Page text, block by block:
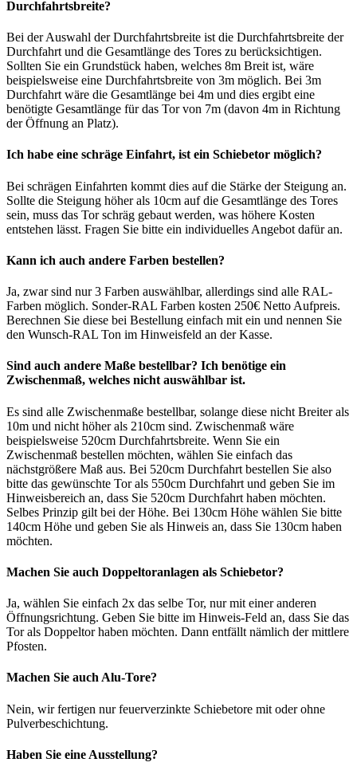
Durchfahrtsbreite?
Bei der Auswahl der Durchfahrtsbreite ist die Durchfahrtsbreite der
Durchfahrt und die Gesamtlänge des Tores zu berücksichtigen.
Sollten Sie ein Grundstück haben, welches 8m Breit ist, wäre
beispielsweise eine Durchfahrtsbreite von 3m möglich. Bei 3m
Durchfahrt wäre die Gesamtlänge bei 4m und dies ergibt eine
benötigte Gesamtlänge für das Tor von 7m (davon 4m in Richtung
der Öffnung an Platz).
Ich habe eine schräge Einfahrt, ist ein Schiebetor möglich?
Bei schrägen Einfahrten kommt dies auf die Stärke der Steigung an.
Sollte die Steigung höher als 10cm auf die Gesamtlänge des Tores
sein, muss das Tor schräg gebaut werden, was höhere Kosten
entstehen lässt. Fragen Sie bitte ein individuelles Angebot dafür an.
Kann ich auch andere Farben bestellen?
Ja, zwar sind nur 3 Farben auswählbar, allerdings sind alle RAL-
Farben möglich. Sonder-RAL Farben kosten 250€ Netto Aufpreis.
Berechnen Sie diese bei Bestellung einfach mit ein und nennen Sie
den Wunsch-RAL Ton im Hinweisfeld an der Kasse.
Sind auch andere Maße bestellbar? Ich benötige ein
Zwischenmaß, welches nicht auswählbar ist.
Es sind alle Zwischenmaße bestellbar, solange diese nicht Breiter als
10m und nicht höher als 210cm sind. Zwischenmaß wäre
beispielsweise 520cm Durchfahrtsbreite. Wenn Sie ein
Zwischenmaß bestellen möchten, wählen Sie einfach das
nächstgrößere Maß aus. Bei 520cm Durchfahrt bestellen Sie also
bitte das gewünschte Tor als 550cm Durchfahrt und geben Sie im
Hinweisbereich an, dass Sie 520cm Durchfahrt haben möchten.
Selbes Prinzip gilt bei der Höhe. Bei 130cm Höhe wählen Sie bitte
140cm Höhe und geben Sie als Hinweis an, dass Sie 130cm haben
möchten.
Machen Sie auch Doppeltoranlagen als Schiebetor?
Ja, wählen Sie einfach 2x das selbe Tor, nur mit einer anderen
Öffnungsrichtung. Geben Sie bitte im Hinweis-Feld an, dass Sie das
Tor als Doppeltor haben möchten. Dann entfällt nämlich der mittlere
Pfosten.
Machen Sie auch Alu-Tore?
Nein, wir fertigen nur feuerverzinkte Schiebetore mit oder ohne
Pulverbeschichtung.
Haben Sie eine Ausstellung?